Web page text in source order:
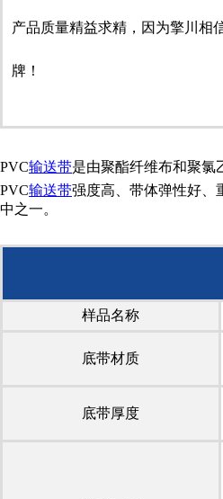
产品质量精益求精，因为擎川相
牌！
PVC输送带是由聚酯纤维布和聚氯
PVC输送带强度高、带体弹性好、
中之一。
样品名称
底带材质
底带厚度